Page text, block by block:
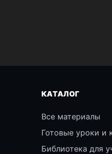
КАТАЛОГ
Все материалы
Готовые уроки и
Библиотека для